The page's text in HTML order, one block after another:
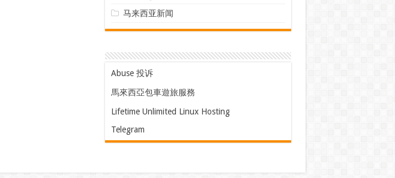
马来西亚新闻
Abuse 投诉
馬來西亞包車遊旅服務
Lifetime Unlimited Linux Hosting
Telegram